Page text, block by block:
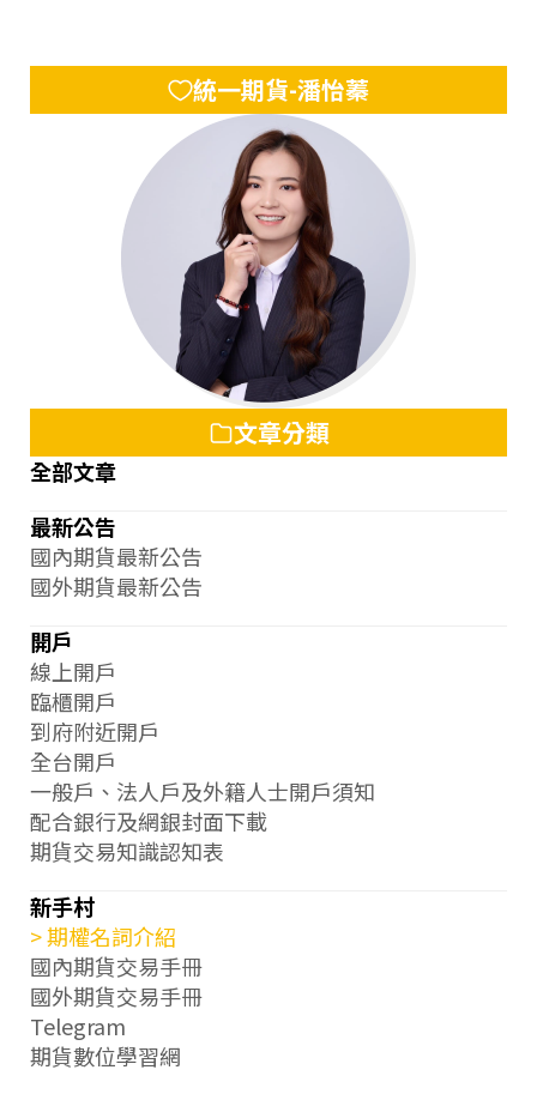
統一期貨-潘怡蓁
文章分類
全部文章
最新公告
國內期貨最新公告
國外期貨最新公告
開戶
線上開戶
臨櫃開戶
到府附近開戶
全台開戶
一般戶、法人戶及外籍人士開戶須知
配合銀行及網銀封面下載
期貨交易知識認知表
新手村
期權名詞介紹
國內期貨交易手冊
國外期貨交易手冊
Telegram
期貨數位學習網